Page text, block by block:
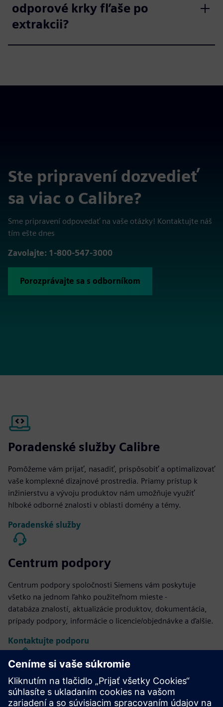
odporové krky fľaše po
extrakcii?
Ste pripravení dozvedieť
sa viac o Calibre?
Sme pripravení odpovedať na vaše otázky! Kontaktujte náš
tím ešte dnes
Zavolajte: 1-800-547-3000
Porozprávajte sa s odborníkom
Poradenské služby Calibre
Pomôžeme vám prijať, nasadiť, prispôsobiť a optimalizovať
vaše komplexné dizajnové prostredia. Priamy prístup k
inžinierstvu a vývoju produktov nám umožňuje využiť
hlboké odborné znalosti v oblasti domény a témy.
Poradenské služby
Centrum podpory
Centrum podpory spoločnosti Siemens vám poskytuje
všetko na jednom ľahko použiteľnom mieste -
databáza znalostí, aktualizácie produktov, dokumentácia,
prípady podpory, informácie o licencie/objednávke a ďalšie.
Kontaktujte podporu
Dizajn a výroba kalibru IC
Balík nástrojov Calibre poskytuje presné, efektívne a